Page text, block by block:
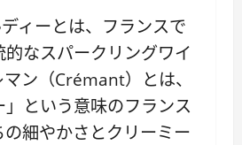
ディーとは、フランスで
なスパークリングワイ
ン（Crémant）とは、
」という意味のフランス
細やかさとクリーミー